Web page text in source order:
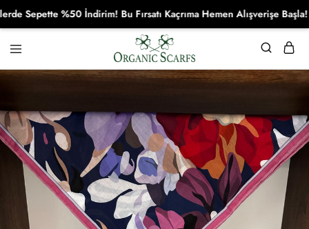
Organikscarf
%50 İndirim! Bu Fırsatı Kaçrıma Hemen Alışverişe Başla!